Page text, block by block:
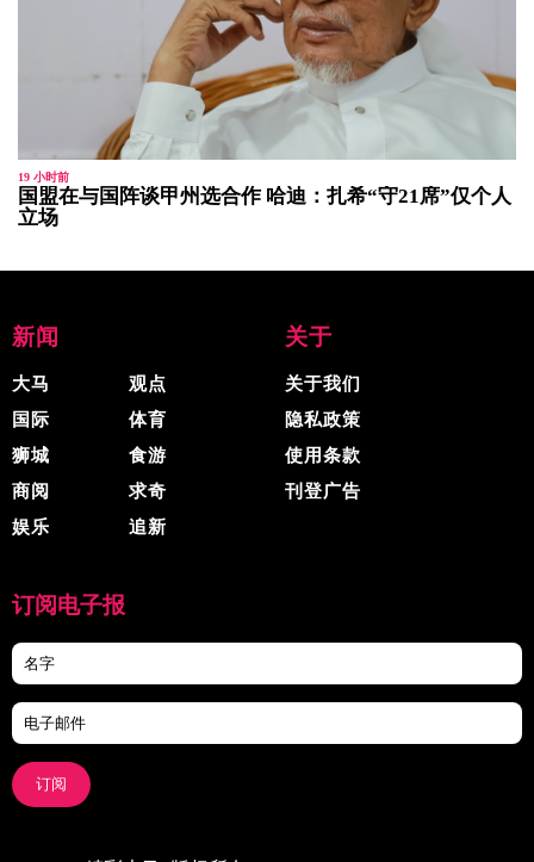
19 小时前
国盟在与国阵谈甲州选合作 哈迪：扎希“守21席”仅个人
立场
新闻
大马
国际
狮城
商阅
娱乐
观点
体育
食游
求奇
追新
关于
关于我们
隐私政策
使用条款
刊登广告
订阅电子报
订阅